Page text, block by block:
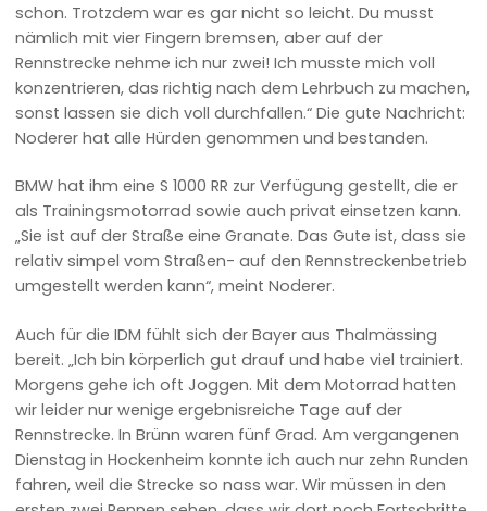
schon. Trotzdem war es gar nicht so leicht. Du musst
nämlich mit vier Fingern bremsen, aber auf der
Rennstrecke nehme ich nur zwei! Ich musste mich voll
konzentrieren, das richtig nach dem Lehrbuch zu machen,
sonst lassen sie dich voll durchfallen.“ Die gute Nachricht:
Noderer hat alle Hürden genommen und bestanden.
BMW hat ihm eine S 1000 RR zur Verfügung gestellt, die er
als Trainingsmotorrad sowie auch privat einsetzen kann.
„Sie ist auf der Straße eine Granate. Das Gute ist, dass sie
relativ simpel vom Straßen- auf den Rennstreckenbetrieb
umgestellt werden kann“, meint Noderer.
Auch für die IDM fühlt sich der Bayer aus Thalmässing
bereit. „Ich bin körperlich gut drauf und habe viel trainiert.
Morgens gehe ich oft Joggen. Mit dem Motorrad hatten
wir leider nur wenige ergebnisreiche Tage auf der
Rennstrecke. In Brünn waren fünf Grad. Am vergangenen
Dienstag in Hockenheim konnte ich auch nur zehn Runden
fahren, weil die Strecke so nass war. Wir müssen in den